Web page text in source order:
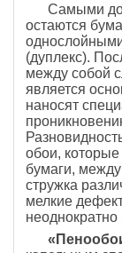
Самыми
остаются
(дуплекс).
между собой
является
наносят
обои, которые
бумаги,
стружка
мелкие